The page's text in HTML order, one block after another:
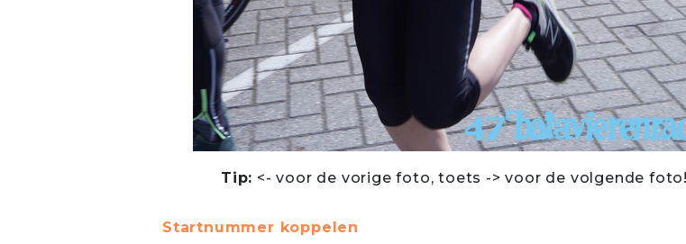
Tip: <- voor de vorige foto, toets -> voor de volgende foto!
Startnummer koppelen